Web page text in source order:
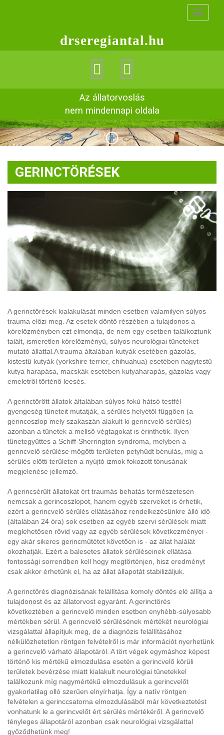
drseregiantal.hu
Az állatorvoslás
nem mindennapi oldala
GERINCTÖRÉSEK
A gerinctörések kialakulását minden esetben valamilyen súlyos
trauma előzi meg. Az esetek döntő részében a tulajdonos a
kórelőzményben ezt elmondja, de nem egy esetben találkoztunk
talált, ismeretlen kórelőzményű, súlyos neurológiai tüneteket
mutató állattal.A trauma általában kutyák esetében gázolás,
kistestű kutyák (yorkshire terrier, chihuahua) esetében nagytestű
kutya harapása, macskák esetében kutyaharapás, gázolás vagy
emeletről történő leesés.
A gerinctörött állatok általában súlyos fokú hátsó testfél
gyengeség tüneteit mutatják, a sérülés helyétől függően (a
gerincoszlop mely szakaszán alakult ki gerincvelő sérülés)
azonban a tünetek a mellső végtagokat is érinthetik. Ilyen
tünetegyüttes a Schiff-Sherrington syndroma, melyben a
gerincvelő sérülése mögötti területen petyhüdt bénulás, míg a
sérülés előtti területen a nyújtó izmok fokozott tónusának
megjelenése jellemző.
A gerincsérült állatokat ért traumás behatás természetesen
nemcsak a gerincoszlopot, hanem egyéb szerveket is érhetik,
ezért a gerincvelő sérülés ellátásához rendelkezésünkre álló idő
(általában 24 óra) sok esetben az egyéb szervi sérülések miatt
meglehetősen rövid vagy az egyéb sérülések következményei -
egy akár sikeres gerincműtétet követően is - az állat halálát
okozhatják. Ezért a balesetes állatok sérüléseinek ellátása
fontossági sorrendben kell hogy megtörténjen, hisz eredményt
csak akkor érhetünk el, ha az állat állapotát stabilizáljuk.
A gerinctörés diagnózisának felállítása komoly döntés elé állítja a
tulajdonost és az állatorvost egyaránt. A gerinctörés
következtében a gerincvelő minden esetben enyhébb-súlyosabb
mértékben sérül. A gerincvelő sérülésének mértékét neurológiai
vizsgálattal állapítjuk meg, de a diagnózis felállításához
nélkülözhetetlen röntgen felvételről is már információt nyerhetünk
a gerincvelő várható állapotáról. A tört végek egymáshoz képest
történő kis mértékű elmozdulása esetén a gerincvelő körüli
területek bevérzése miatt kialakult neurológiai tünetekkel
találkozunk míg nagymértékű elmozdulásuk a gerincvelőt
gyakorlatilag olló szerűen elnyírhatja. Így a natív röntgen
felvételen a gerinccsatorna elmozdulásából már következtetést
vonhatunk le a gerincvelőt ért sérülés mértékéről. A gerincvelő
tényleges állapotáról azonban csak neurológiai vizsgálattal
győződhetünk meg!